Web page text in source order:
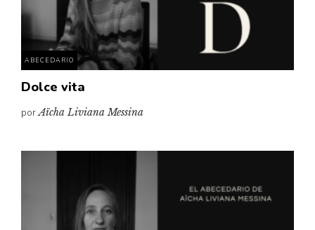
ABECEDARIO
Dolce vita
porAïcha Liviana Messina